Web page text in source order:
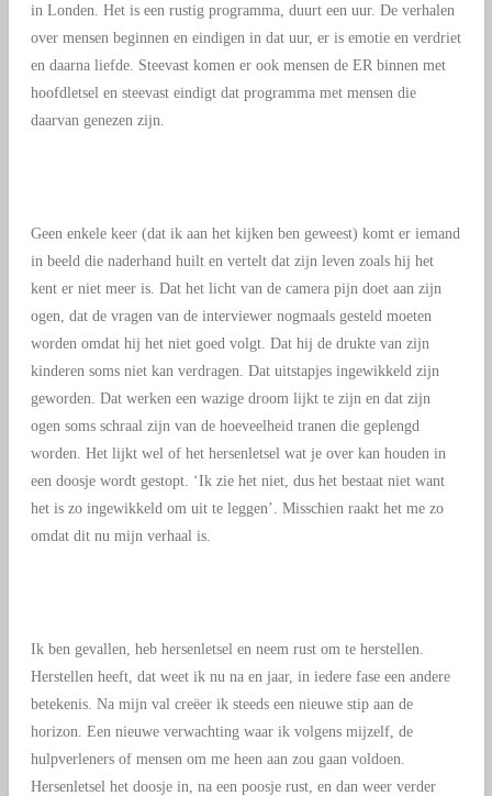
in Londen. Het is een rustig programma, duurt een uur. De verhalen
over mensen beginnen en eindigen in dat uur, er is emotie en verdriet
en daarna liefde. Steevast komen er ook mensen de ER binnen met
hoofdletsel en steevast eindigt dat programma met mensen die
daarvan genezen zijn.
Geen enkele keer (dat ik aan het kijken ben geweest) komt er iemand
in beeld die naderhand huilt en vertelt dat zijn leven zoals hij het
kent er niet meer is. Dat het licht van de camera pijn doet aan zijn
ogen, dat de vragen van de interviewer nogmaals gesteld moeten
worden omdat hij het niet goed volgt. Dat hij de drukte van zijn
kinderen soms niet kan verdragen. Dat uitstapjes ingewikkeld zijn
geworden. Dat werken een wazige droom lijkt te zijn en dat zijn
ogen soms schraal zijn van de hoeveelheid tranen die geplengd
worden. Het lijkt wel of het hersenletsel wat je over kan houden in
een doosje wordt gestopt. ‘Ik zie het niet, dus het bestaat niet want
het is zo ingewikkeld om uit te leggen’. Misschien raakt het me zo
omdat dit nu mijn verhaal is.
Ik ben gevallen, heb hersenletsel en neem rust om te herstellen.
Herstellen heeft, dat weet ik nu na en jaar, in iedere fase een andere
betekenis. Na mijn val creëer ik steeds een nieuwe stip aan de
horizon. Een nieuwe verwachting waar ik volgens mijzelf, de
hulpverleners of mensen om me heen aan zou gaan voldoen.
Hersenletsel het doosje in, na een poosje rust, en dan weer verder